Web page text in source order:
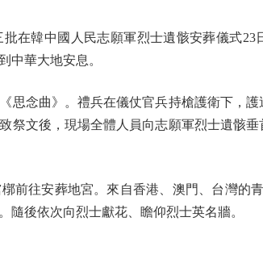
韓中國人民志願軍烈士遺骸安葬儀式23
中華大地安息。
念曲》。禮兵在儀仗官兵持槍護衛下，護
祭文後，現場全體人員向志願軍烈士遺骸
往安葬地宮。來自香港、澳門、台灣的青
後依次向烈士獻花、瞻仰烈士英名牆。